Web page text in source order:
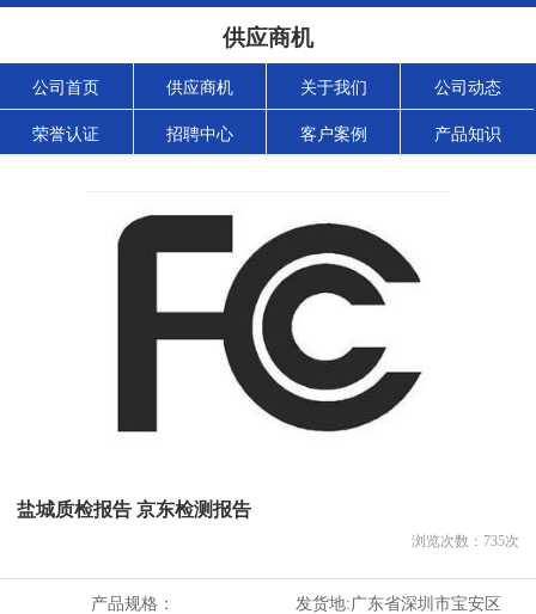
供应商机
公司首页 供应商机 关于我们 公司动态
荣誉认证 招聘中心 客户案例 产品知识
盐城质检报告 京东检测报告
浏览次数： 735次
产品规格： 发货地:广东省深圳市宝安区